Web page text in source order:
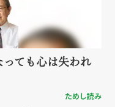
ても心は失われ
ためし読み